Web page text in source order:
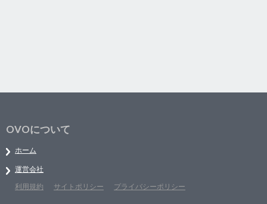
OVOについて
ホーム
運営会社
利用規約
サイトポリシー プライバシーポリシー